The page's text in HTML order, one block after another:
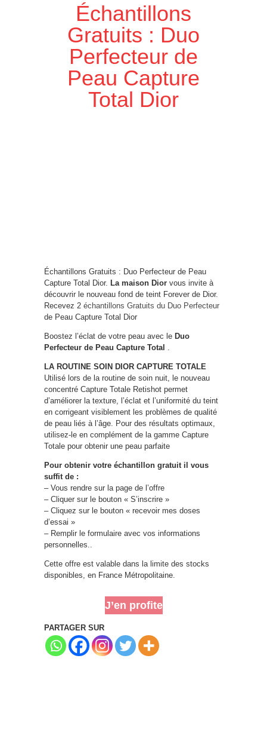
Échantillons
Gratuits : Duo
Perfecteur de
Peau Capture
Total Dior
Échantillons Gratuits : Duo Perfecteur de Peau
Capture Total Dior. La maison Dior vous invite à
découvrir le nouveau fond de teint Forever de Dior.
Recevez 2 échantillons Gratuits du Duo Perfecteur
de Peau Capture Total Dior
Boostez l’éclat de votre peau avec le Duo
Perfecteur de Peau Capture Total
LA ROUTINE SOIN DIOR CAPTURE TOTALE
Utilisé lors de la routine de soin nuit, le nouveau
concentré Capture Totale Retishot permet
d’améliorer la texture, l’éclat et l’uniformité du teint
en corrigeant visiblement les problèmes de qualité
de peau liés à l’âge. Pour des résultats optimaux,
utilisez-le en complément de la gamme Capture
Totale pour obtenir une peau parfaite
Pour obtenir votre échantillon gratuit il vous
suffit de :
– Vous rendre sur la page de l’offre
– Cliquer sur le bouton « S’inscrire »
– Cliquez sur le bouton « recevoir mes doses
d’essai »
– Remplir le formulaire avec vos informations
personnelles..
Cette offre est valable dans la limite des stocks
disponibles, en France Métropolitaine.
J’en profite
PARTAGER SUR